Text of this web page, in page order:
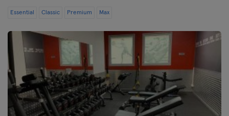
Essential Classic Premium Max